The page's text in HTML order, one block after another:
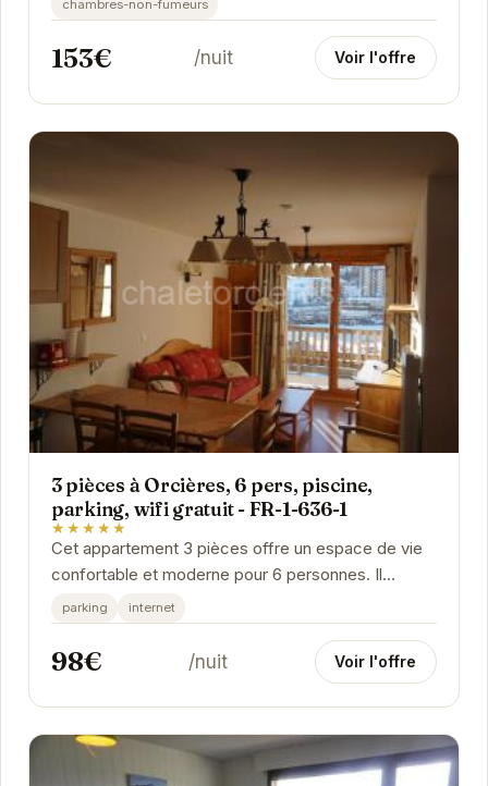
chambres-non-fumeurs
153€ /nuit Voir l'offre
3 pièces à Orcières, 6 pers, piscine,
parking, wifi gratuit - FR-1-636-1
★★★★★
Cet appartement 3 pièces offre un espace de vie
confortable et moderne pour 6 personnes. Il
dispose d'une cuisine entièrement équipée, d'un
salon...
parking internet
98€ /nuit Voir l'offre